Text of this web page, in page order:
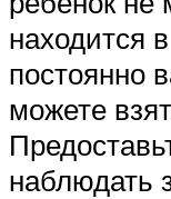
находится
постоянно
можете
наблюдать